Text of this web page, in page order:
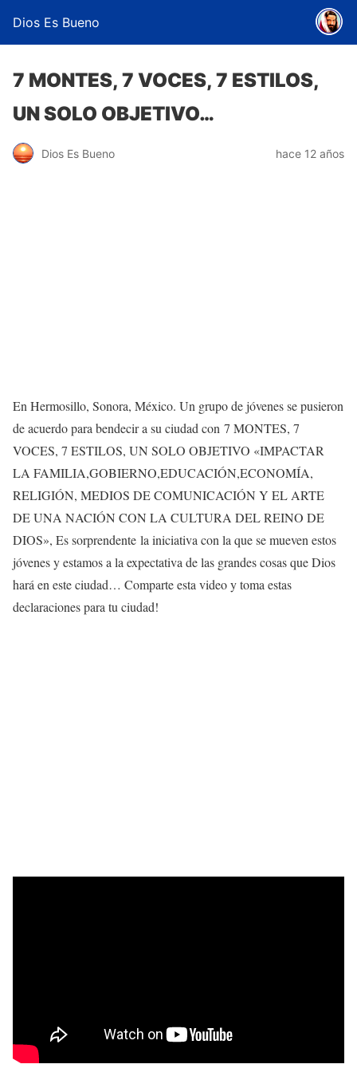
Dios Es Bueno
7 MONTES, 7 VOCES, 7 ESTILOS,
UN SOLO OBJETIVO…
Dios Es Bueno hace 12 años
En Hermosillo, Sonora, México. Un grupo de jóvenes se pusieron
de acuerdo para bendecir a su ciudad con 7 MONTES, 7
VOCES, 7 ESTILOS, UN SOLO OBJETIVO «IMPACTAR
LA FAMILIA,GOBIERNO,EDUCACIÓN,ECONOMÍA,
RELIGIÓN, MEDIOS DE COMUNICACIÓN Y EL ARTE
DE UNA NACIÓN CON LA CULTURA DEL REINO DE
DIOS», Es sorprendente la iniciativa con la que se mueven estos
jóvenes y estamos a la expectativa de las grandes cosas que Dios
hará en este ciudad… Comparte esta video y toma estas
declaraciones para tu ciudad!